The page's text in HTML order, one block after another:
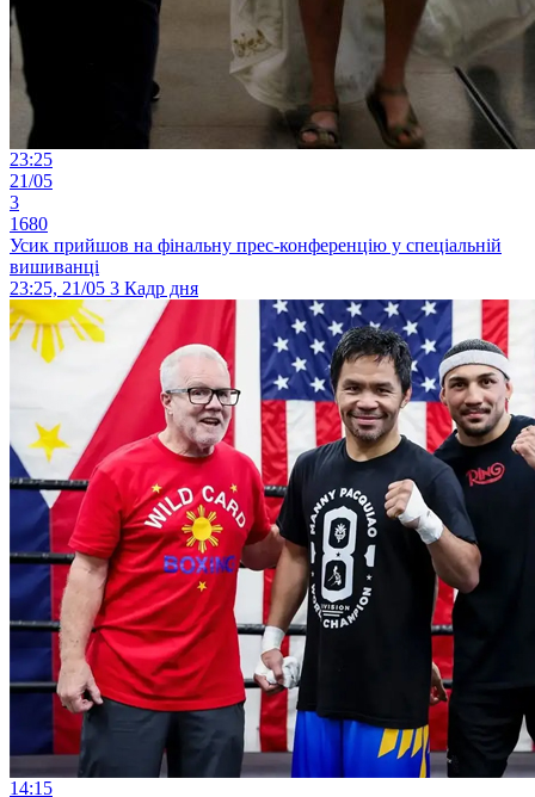
23:25
21/05
3
1680
Усик прийшов на фінальну прес-конференцію у спеціальній
вишиванці
23:25, 21/05 3 Кадр дня
14:15